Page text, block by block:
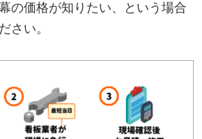
の価格が知りたい、という場合
さい。